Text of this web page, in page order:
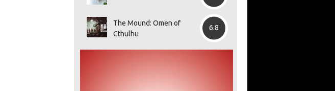
The Mound: Omen of
Cthulhu
6.8